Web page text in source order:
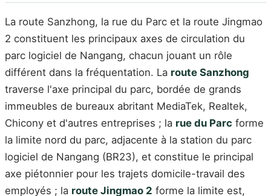
La route Sanzhong, la rue du Parc et la route Jingmao
2 constituent les principaux axes de circulation du
parc logiciel de Nangang, chacun jouant un rôle
différent dans la fréquentation. La route Sanzhong
traverse l'axe principal du parc, bordée de grands
immeubles de bureaux abritant MediaTek, Realtek,
Chicony et d'autres entreprises ; la rue du Parc forme
la limite nord du parc, adjacente à la station du parc
logiciel de Nangang (BR23), et constitue le principal
axe piétonnier pour les trajets domicile-travail des
employés ; la route Jingmao 2 forme la limite est,